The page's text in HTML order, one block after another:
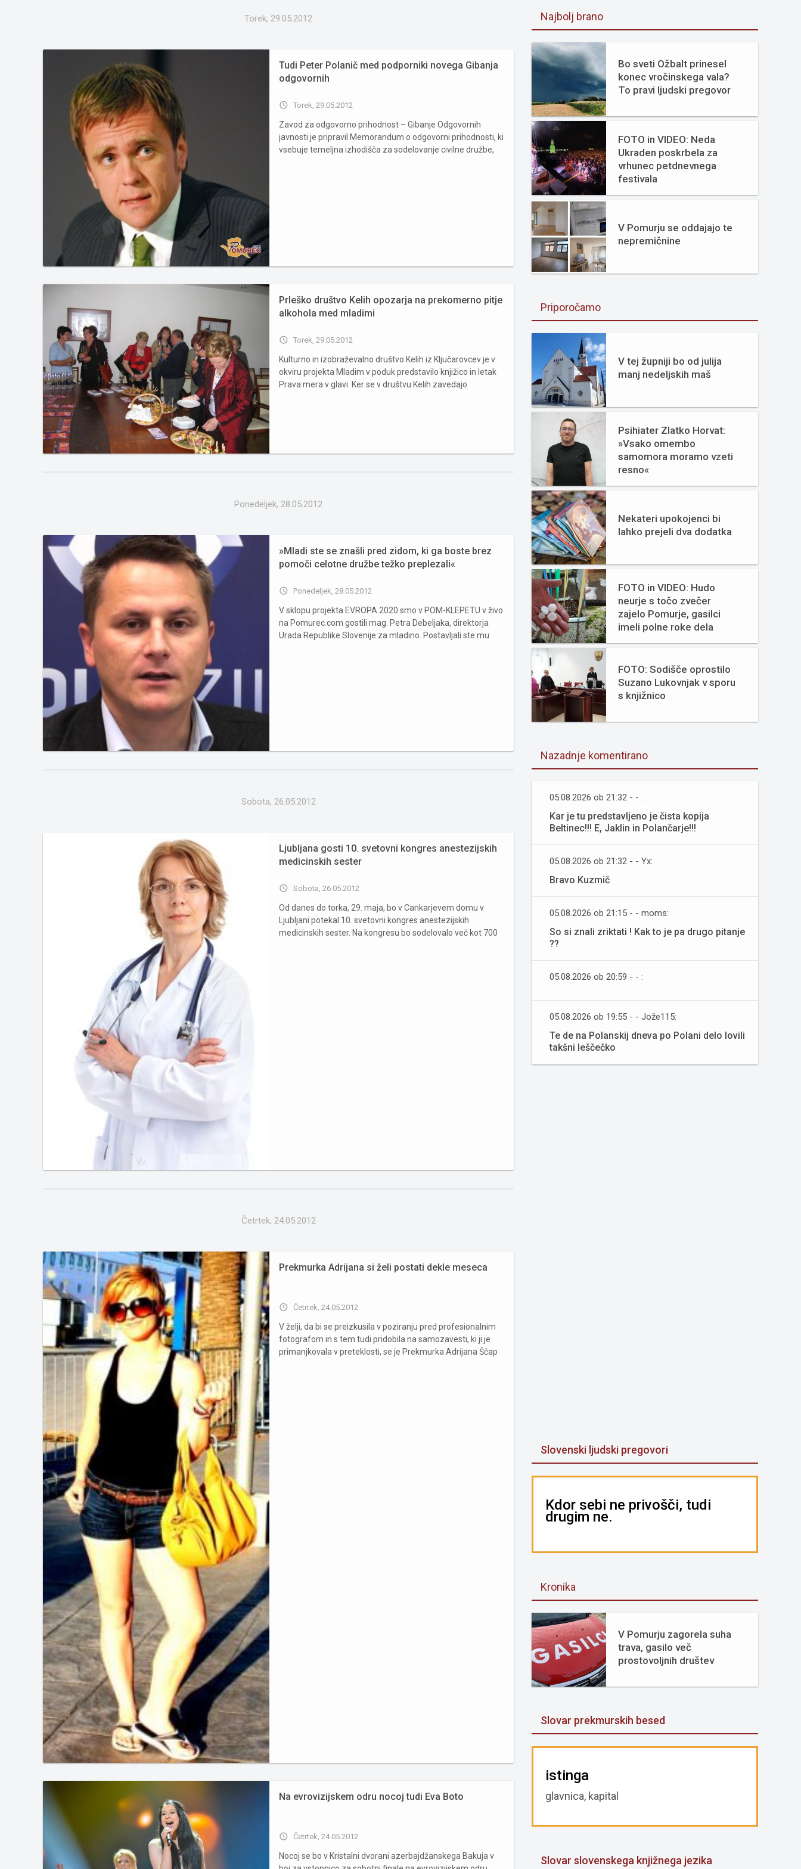
Torek, 29.05.2012
Tudi Peter Polanič med podporniki novega Gibanja
odgovornih
access_time Torek, 29.05.2012
Zavod za odgovorno prihodnost – Gibanje Odgovornih
javnosti je pripravil Memorandum o odgovorni prihodnosti, ki
vsebuje temeljna izhodišča za sodelovanje civilne družbe,
Prleško društvo Kelih opozarja na prekomerno pitje
alkohola med mladimi
access_time Torek, 29.05.2012
Kulturno in izobraževalno društvo Kelih iz Ključarovcev je v
okviru projekta Mladim v poduk predstavilo knjižico in letak
Prava mera v glavi. Ker se v društvu Kelih zavedajo
Ponedeljek, 28.05.2012
»Mladi ste se znašli pred zidom, ki ga boste brez
pomoči celotne družbe težko preplezali«
access_time Ponedeljek, 28.05.2012
V sklopu projekta EVROPA 2020 smo v POM-KLEPETU v živo
na Pomurec.com gostili mag. Petra Debeljaka, direktorja
Urada Republike Slovenije za mladino. Postavljali ste mu
Sobota, 26.05.2012
Ljubljana gosti 10. svetovni kongres anestezijskih
medicinskih sester
access_time Sobota, 26.05.2012
Od danes do torka, 29. maja, bo v Cankarjevem domu v
Ljubljani potekal 10. svetovni kongres anestezijskih
medicinskih sester. Na kongresu bo sodelovalo več kot 700
Četrtek, 24.05.2012
Prekmurka Adrijana si želi postati dekle meseca
access_time Četrtek, 24.05.2012
V želji, da bi se preizkusila v poziranju pred profesionalnim
fotografom in s tem tudi pridobila na samozavesti, ki ji je
primanjkovala v preteklosti, se je Prekmurka Adrijana Ščap
Na evrovizijskem odru nocoj tudi Eva Boto
access_time Četrtek, 24.05.2012
Nocoj se bo v Kristalni dvorani azerbajdžanskega Bakuja v
Najbolj brano
Bo sveti Ožbalt prinesel
konec vročinskega vala?
To pravi ljudski pregovor
FOTO in VIDEO: Neda
Ukraden poskrbela za
vrhunec petdnevnega
festivala
V Pomurju se oddajajo te
nepremičnine
Priporočamo
V tej župniji bo od julija
manj nedeljskih maš
Psihiater Zlatko Horvat:
»Vsako omembo
samomora moramo vzeti
resno«
Nekateri upokojenci bi
lahko prejeli dva dodatka
FOTO in VIDEO: Hudo
neurje s točo zvečer
zajelo Pomurje, gasilci
imeli polne roke dela
FOTO: Sodišče oprostilo
Suzano Lukovnjak v sporu
s knjižnico
Nazadnje komentirano
05.08.2026 ob 21:32 - - :
Kar je tu predstavljeno je čista kopija
Beltinec!!! E, Jaklin in Polančarje!!!
05.08.2026 ob 21:32 - - Yx:
Bravo Kuzmič
05.08.2026 ob 21:15 - - moms:
So si znali zriktati ! Kak to je pa drugo pitanje
??
05.08.2026 ob 20:59 - - :
05.08.2026 ob 19:55 - - Jože115:
Te de na Polanskij dneva po Polani delo lovili
takšni leščečko
Slovenski ljudski pregovori
Kdor sebi ne privošči, tudi
drugim ne.
Kronika
V Pomurju zagorela suha
trava, gasilo več
prostovoljnih društev
Slovar prekmurskih besed
istinga
glavnica, kapital
Slovar slovenskega knjižnega jezika